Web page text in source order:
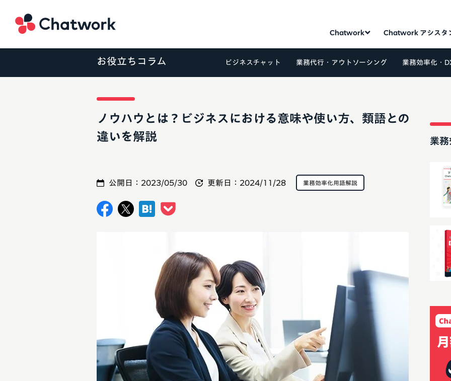
Chatwork Chatwork アシスタ
お役立ちコラム ビジネスチャット 業務代行・アウトソーシング 業務効率化・
ノウハウとは？ビジネスにおける意味や使い方、類語との
違いを解説
公開日： 2023/05/30 更新日： 2024/11/28 業務効率化用語解説
業